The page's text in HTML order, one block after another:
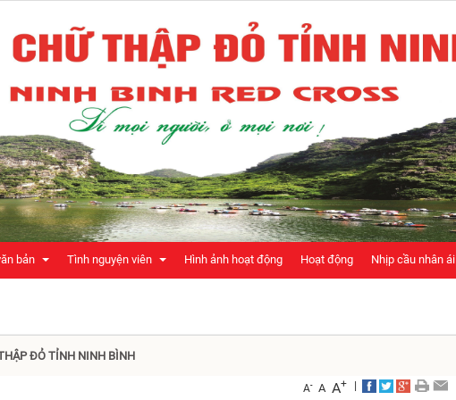
bản
Ương hội
Tình nguyện viên Hình ảnh hoạt động Hoạt động Nhịp cầu nhân ái
ĐỎ TỈNH NINH BÌNH
A- A A+ |